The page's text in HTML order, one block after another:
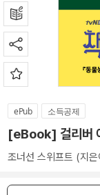
ePub 소득공제
[eBook] 걸리버
조너선 스위프트 (지은